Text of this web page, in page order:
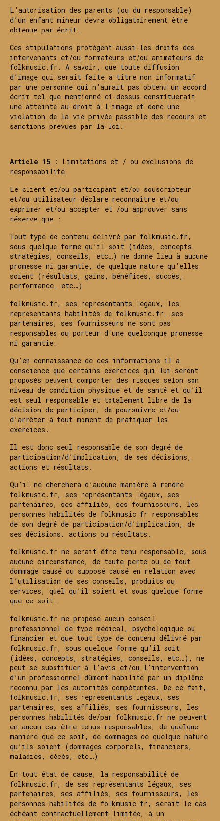
L’autorisation des parents (ou du responsable)
d’un enfant mineur devra obligatoirement être
obtenue par écrit.
Ces stipulations protègent aussi les droits des
intervenants et/ou formateurs et/ou animateurs de
folkmusic.fr. A savoir, que toute diffusion
d’image qui serait faite à titre non informatif
par une personne qui n’aurait pas obtenu un accord
écrit tel que mentionné ci-dessus constituerait
une atteinte au droit à l’image et donc une
violation de la vie privée passible des recours et
sanctions prévues par la loi.
Article 15 : Limitations et / ou exclusions de
responsabilité
Le client et/ou participant et/ou souscripteur
et/ou utilisateur déclare reconnaître et/ou
exprimer et/ou accepter et /ou approuver sans
réserve que :
Tout type de contenu délivré par folkmusic.fr,
sous quelque forme qu’il soit (idées, concepts,
stratégies, conseils, etc…) ne donne lieu à aucune
promesse ni garantie, de quelque nature qu’elles
soient (résultats, gains, bénéfices, succès,
performance, etc…)
folkmusic.fr, ses représentants légaux, les
représentants habilités de folkmusic.fr, ses
partenaires, ses fournisseurs ne sont pas
responsables ou porteur d’une quelconque promesse
ni garantie.
Qu’en connaissance de ces informations il a
conscience que certains exercices qui lui seront
proposés peuvent comporter des risques selon son
niveau de condition physique et de santé et qu’il
est seul responsable et totalement libre de la
décision de participer, de poursuivre et/ou
d’arrêter à tout moment de pratiquer les
exercices.
Il est donc seul responsable de son degré de
participation/d’implication, de ses décisions,
actions et résultats.
Qu’il ne cherchera d’aucune manière à rendre
folkmusic.fr, ses représentants légaux, ses
partenaires, ses affiliés, ses fournisseurs, les
personnes habilités de folkmusic.fr responsables
de son degré de participation/d’implication, de
ses décisions, actions ou résultats.
folkmusic.fr ne serait être tenu responsable, sous
aucune circonstance, de toute perte ou de tout
dommage causé ou supposé causé en relation avec
l’utilisation de ses conseils, produits ou
services, quel qu’il soient et sous quelque forme
que ce soit.
folkmusic.fr ne propose aucun conseil
professionnel de type médical, psychologique ou
financier et que tout type de contenu délivré par
folkmusic.fr, sous quelque forme qu’il soit
(idées, concepts, stratégies, conseils, etc…), ne
peut se substituer à l’avis et/ou l’intervention
d’un professionnel dûment habilité par un diplôme
reconnu par les autorités compétentes. De ce fait,
folkmusic.fr, ses représentants légaux, ses
partenaires, ses affiliés, ses fournisseurs, les
personnes habilités de/par folkmusic.fr ne peuvent
en aucun cas être tenus responsables, de quelque
manière que ce soit, de dommages de quelque nature
qu’ils soient (dommages corporels, financiers,
maladies, décès, etc…)
En tout état de cause, la responsabilité de
folkmusic.fr, de ses représentants légaux, ses
partenaires, ses affiliés, ses fournisseurs, les
personnes habilités de folkmusic.fr, serait le cas
échéant contractuellement limitée, à un